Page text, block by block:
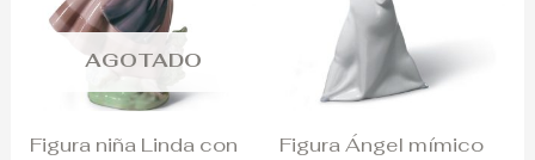
AGOTADO
Figura niña Linda con
Figura Ángel mímico